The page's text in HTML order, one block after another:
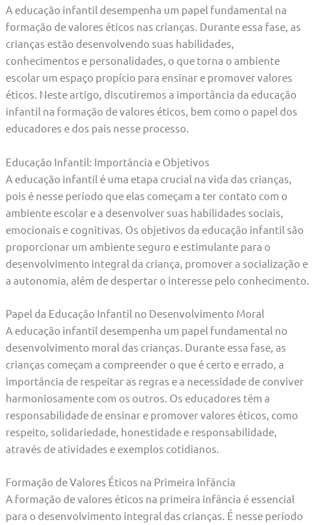
A educação infantil desempenha um papel fundamental na
formação de valores éticos nas crianças. Durante essa fase, as
crianças estão desenvolvendo suas habilidades,
conhecimentos e personalidades, o que torna o ambiente
escolar um espaço propício para ensinar e promover valores
éticos. Neste artigo, discutiremos a importância da educação
infantil na formação de valores éticos, bem como o papel dos
educadores e dos pais nesse processo.
Educação Infantil: Importância e Objetivos
A educação infantil é uma etapa crucial na vida das crianças,
pois é nesse período que elas começam a ter contato com o
ambiente escolar e a desenvolver suas habilidades sociais,
emocionais e cognitivas. Os objetivos da educação infantil são
proporcionar um ambiente seguro e estimulante para o
desenvolvimento integral da criança, promover a socialização e
a autonomia, além de despertar o interesse pelo conhecimento.
Papel da Educação Infantil no Desenvolvimento Moral
A educação infantil desempenha um papel fundamental no
desenvolvimento moral das crianças. Durante essa fase, as
crianças começam a compreender o que é certo e errado, a
importância de respeitar as regras e a necessidade de conviver
harmoniosamente com os outros. Os educadores têm a
responsabilidade de ensinar e promover valores éticos, como
respeito, solidariedade, honestidade e responsabilidade,
através de atividades e exemplos cotidianos.
Formação de Valores Éticos na Primeira Infância
A formação de valores éticos na primeira infância é essencial
para o desenvolvimento integral das crianças. É nesse período